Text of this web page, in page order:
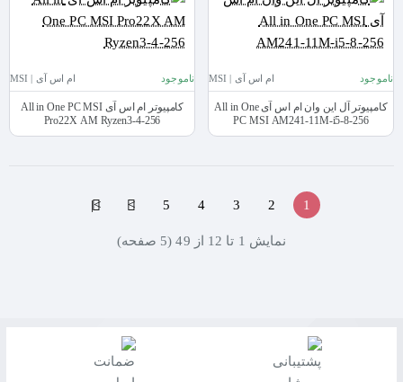
ناموجود ام اس آی | MSI
کامپیوتر آل این وان ام اس آی All in One
PC MSI AM241-11M-i5-8-256
ناموجود ام اس آی | MSI
کامپیوتر ام اس آی All in One PC MSI
Pro22X AM Ryzen3-4-256
1
2
3
4
5
>
>|
نمايش 1 تا 12 از 49 (5 صفحه)